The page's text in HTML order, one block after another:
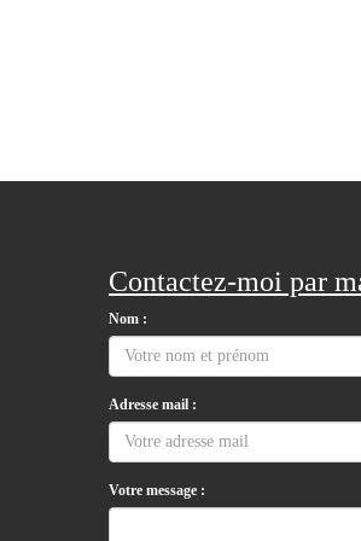
Contactez-moi par
Nom :
Adresse mail :
Votre message :